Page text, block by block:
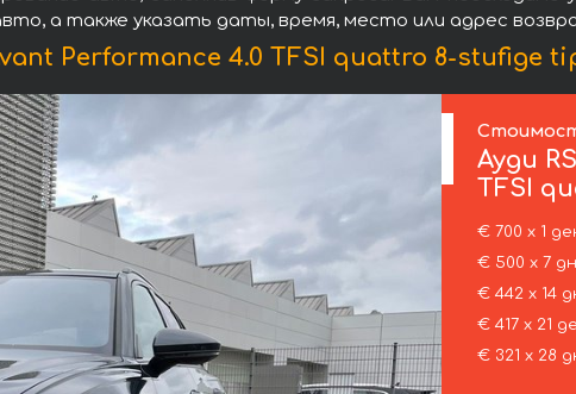
а также указать даты, время, место или адрес
Performance 4.0 TFSI quattro 8-stufige
Ауди
TFSI
€ 700 х 1
€ 500 х 7
€ 442 х 14
€ 417 х 21
€ 321 х 28